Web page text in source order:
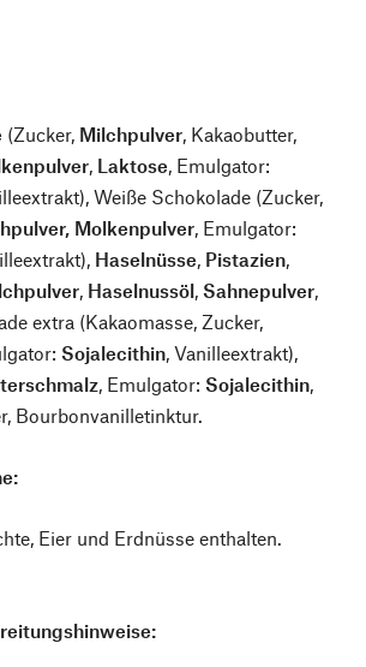
(Zucker, Milchpulver, Kakaobutter,
, Laktose, Emulgator:
Weiße Schokolade (Zucker,
Molkenpulver, Emulgator:
Haselnüsse, Pistazien,
, Haselnussöl, Sahnepulver,
extra (Kakaomasse, Zucker,
Sojalecithin, Vanilleextrakt),
, Emulgator: Sojalecithin,
Bourbonvanilletinktur.
Eier und Erdnüsse enthalten.